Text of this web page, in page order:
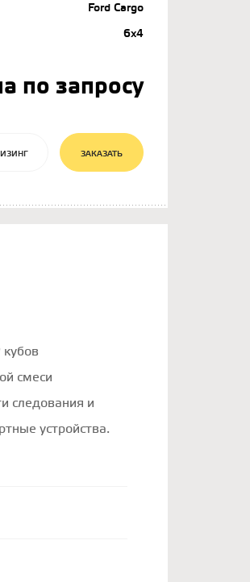
Ford Cargo
6х4
по запросу
ЗАКАЗАТЬ
смеси
следования и
устройства.